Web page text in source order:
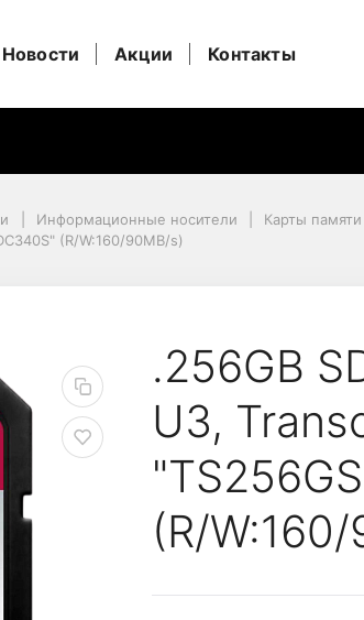
Новости Акции Контакты
Информационные носители
Карты памяти
(R/W:160/90MB/s)
.256GB
U3,
(R/